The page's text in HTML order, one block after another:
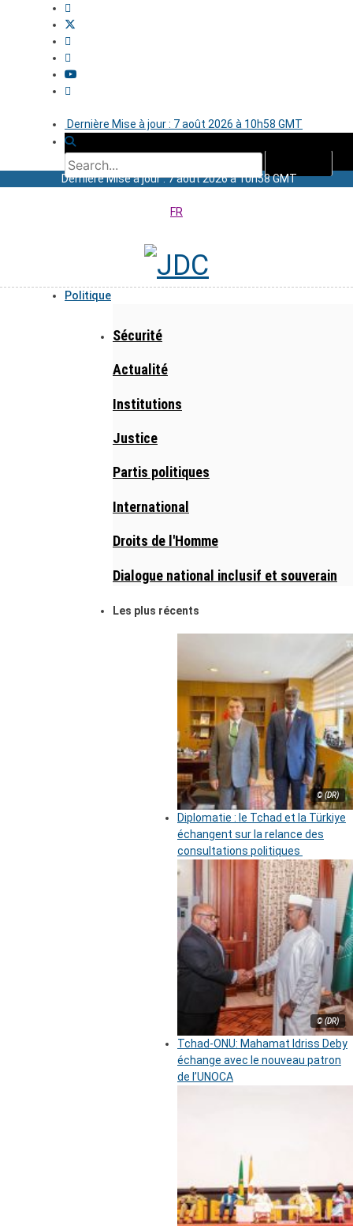
Dernière Mise à jour : 7 août 2026 à 10h58 GMT
Dernière Mise à jour : 7 août 2026 à 10h58 GMT
FR
Politique
Sécurité
Actualité
Institutions
Justice
Partis politiques
International
Droits de l'Homme
Dialogue national inclusif et souverain
Les plus récents
© (DR)
Diplomatie : le Tchad et la Türkiye
échangent sur la relance des
consultations politiques
© (DR)
Tchad-ONU: Mahamat Idriss Deby
échange avec le nouveau patron
de l’UNOCA